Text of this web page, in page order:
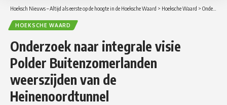
Hoeksch Nieuws – Altijd als eerste op de hoogte in de Hoeksche Waard > Hoeksche Waard > Onderzoek naar integrale visie Polder Buitenzomerlanden weerszijden van de Heinenoordtunnel
HOEKSCHE WAARD
Onderzoek naar integrale visie
Polder Buitenzomerlanden
weerszijden van de
Heinenoordtunnel